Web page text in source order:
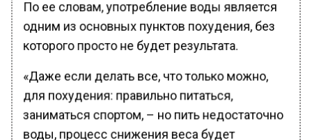
По ее словам, употребление воды является
одним из основных пунктов похудения, без
которого просто не будет результата.
«Даже если делать все, что только можно,
для похудения: правильно питаться,
заниматься спортом, – но пить недостаточно
воды, процесс снижения веса будет